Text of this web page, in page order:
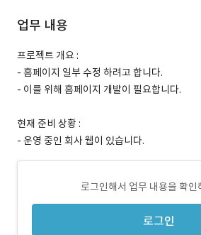
업무 내용
프로젝트 개요 :
- 홈페이지 일부 수정 하려고 합니다.
- 이를 위해 홈페이지 개발이 필요합니다.
현재 준비 상황 :
- 운영 중인 회사 웹이 있습니다.
로그인해서 업무 내용을 확인
로그인